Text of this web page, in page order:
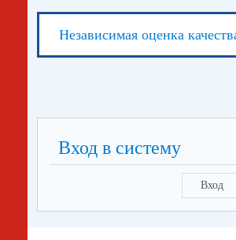
Независимая оценка
Вход в систему
Вход